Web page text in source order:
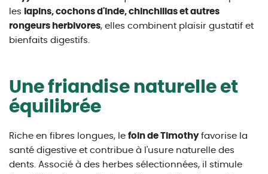
les lapins, cochons d'Inde, chinchillas et autres
rongeurs herbivores, elles combinent plaisir gustatif et
bienfaits digestifs.
Une friandise naturelle et
équilibrée
Riche en fibres longues, le foin de Timothyfavorise la
santé digestive et contribue à l'usure naturelle des
dents. Associé à des herbes sélectionnées, il stimule